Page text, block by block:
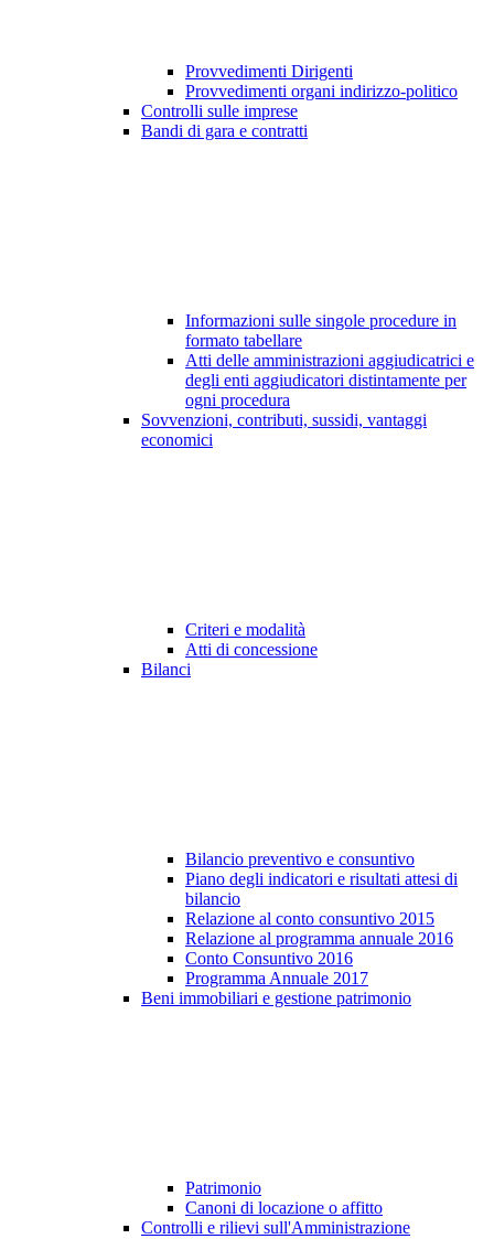
Provvedimenti Dirigenti
Provvedimenti organi indirizzo-politico
Controlli sulle imprese
Bandi di gara e contratti
Informazioni sulle singole procedure in
formato tabellare
Atti delle amministrazioni aggiudicatrici e
degli enti aggiudicatori distintamente per
ogni procedura
Sovvenzioni, contributi, sussidi, vantaggi
economici
Criteri e modalità
Atti di concessione
Bilanci
Bilancio preventivo e consuntivo
Piano degli indicatori e risultati attesi di
bilancio
Relazione al conto consuntivo 2015
Relazione al programma annuale 2016
Conto Consuntivo 2016
Programma Annuale 2017
Beni immobiliari e gestione patrimonio
Patrimonio
Canoni di locazione o affitto
Controlli e rilievi sull'Amministrazione